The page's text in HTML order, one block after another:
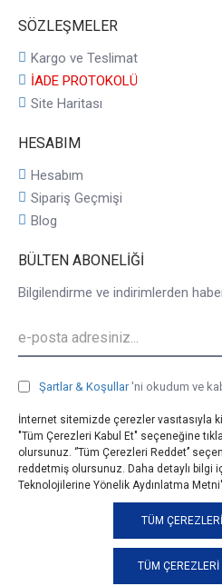
SÖZLEŞMELER
Kargo ve Teslimat
İADE PROTOKOLÜ
Site Haritası
HESABIM
Hesabım
Sipariş Geçmişi
Blog
BÜLTEN ABONELIĞI
Bilgilendirme ve indirimlerden
Şartlar & Koşullar 'ni okudum ve
© 2025, taji.com.tr, Tüm Hakları
TÜM ÇEREZLERI
İnternet sitemizde çerezler vasıtasıyla
"Tüm Çerezleri Kabul Et" seçeneğine
olursunuz. ‘’Tüm Çerezleri Reddet’’
reddetmiş olursunuz. Daha detaylı bilgi
Teknolojilerine Yönelik Aydınlatma
TÜM